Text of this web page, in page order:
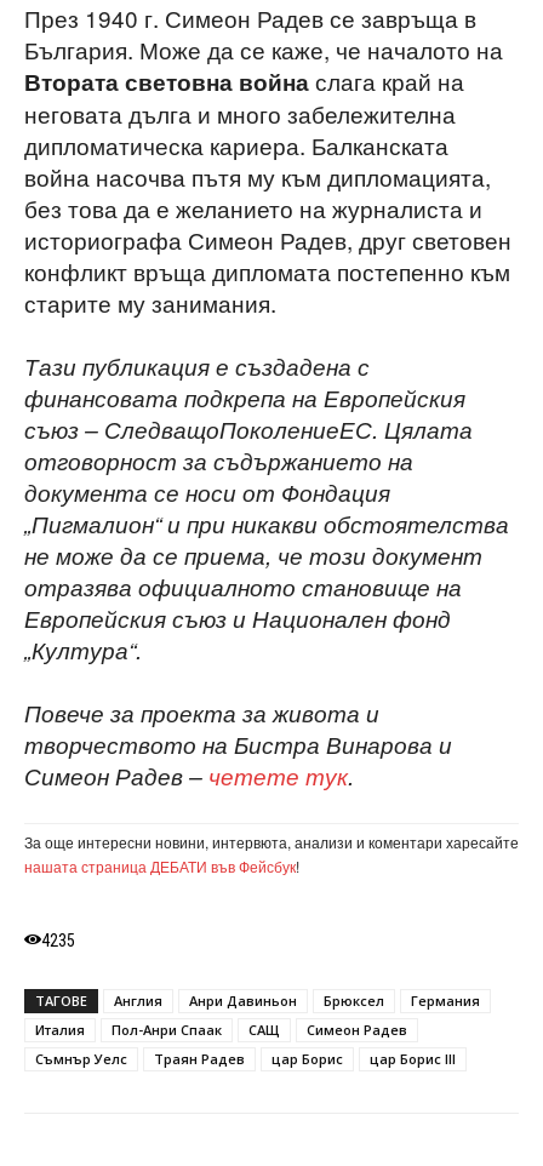
През 1940 г. Симеон Радев се завръща в
България. Може да се каже, че началото на
Втората световна войнаслага край на
неговата дълга и много забележителна
дипломатическа кариера. Балканската
война насочва пътя му към дипломацията,
без това да е желанието на журналиста и
историографа Симеон Радев, друг световен
конфликт връща дипломата постепенно към
старите му занимания.
Тази публикация е създадена с
финансовата подкрепа на Европейския
съюз – СледващоПоколениеЕС. Цялата
отговорност за съдържанието на
документа се носи от Фондация
„Пигмалион“ и при никакви обстоятелства
не може да се приема, че този документ
отразява официалното становище на
Европейския съюз и Национален фонд
„Култура“.
Повече за проекта за живота и
творчеството на Бистра Винарова и
Симеон Радев – четете тук.
За още интересни новини, интервюта, анализи и коментари харесайте
нашата страница ДЕБАТИ във Фейсбук!
4235
ТАГОВЕ Англия Анри Давиньон Брюксел
Германия
Италия
Пол-Анри Спаак САЩ
Симеон Радев
Съмнър Уелс
Траян Радев цар Борис цар Борис III